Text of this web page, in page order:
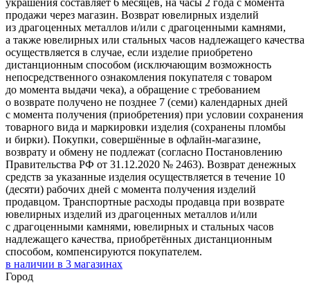
продажи через магазин. Возврат ювелирных изделий
из драгоценных металлов и/или с драгоценными камнями,
а также ювелирных или стальных часов надлежащего качества
осуществляется в случае, если изделие приобретено
дистанционным способом (исключающим возможность
непосредственного ознакомления покупателя с товаром
до момента выдачи чека), а обращение с требованием
о возврате получено не позднее 7 (семи) календарных дней
с момента получения (приобретения) при условии сохранения
товарного вида и маркировки изделия (сохранены пломбы
и бирки). Покупки, совершённые в офлайн-магазине,
возврату и обмену не подлежат (согласно Постановлению
Правительства РФ от 31.12.2020 № 2463). Возврат денежных
средств за указанные изделия осуществляется в течение 10
(десяти) рабочих дней с момента получения изделий
продавцом. Транспортные расходы продавца при возврате
ювелирных изделий из драгоценных металлов и/или
с драгоценными камнями, ювелирных и стальных часов
надлежащего качества, приобретённых дистанционным
способом, компенсируются покупателем.
в наличии в 3 магазинах
Город